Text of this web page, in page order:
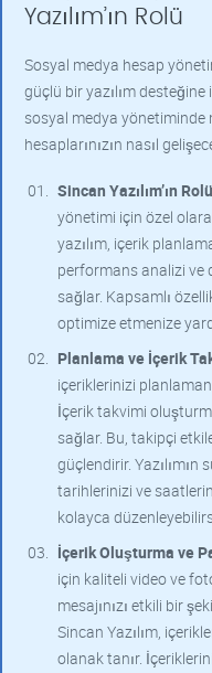
Yazılım’ın Rolü
Sosyal medya hesap
güçlü bir yazılım desteğine
sosyal medya yönetiminde
hesaplarınızın nasıl
Sincan Yazılım’ın
yönetimi için özel
yazılım, içerik
performans analizi ve
sağlar. Kapsamlı
optimize etmenize
Planlama ve İçerik
içeriklerinizi
İçerik takvimi
sağlar. Bu, takipçi
güçlendirir.
tarihlerinizi ve
kolayca
İçerik Oluşturma ve
için kaliteli video ve
mesajınızı etkili bir
Sincan Yazılım,
olanak tanır.